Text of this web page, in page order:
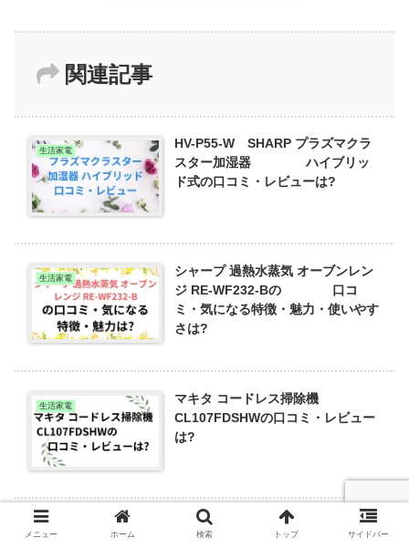
関連記事
生活家電
HV-P55-W SHARP プラズマクラ
スター加湿器 ハイブリッ
ド式の口コミ・レビューは?
生活家電
シャープ 過熱水蒸気 オーブンレン
ジ RE-WF232-Bの 口コ
ミ・気になる特徴・魅力・使いやす
さは?
生活家電
マキタ コードレス掃除機
CL107FDSHWの口コミ・レビュー
は?
生活家電
ECーAR７(シャープコードレス掃除
メニュー ホーム 検索 トップ サイドバー